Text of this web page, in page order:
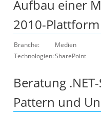
Aufbau einer
2010-Plattform
Branche:
Medien
Technologien:SharePoint
Beratung
Pattern und